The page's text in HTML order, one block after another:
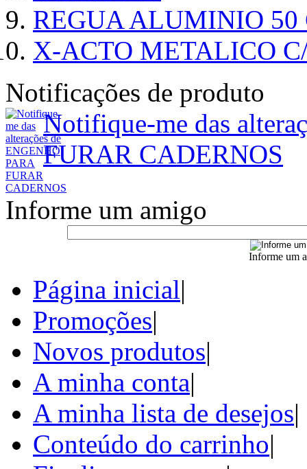
REGUA ALUMINIO 50
X-ACTO METALICO
Notificações de produto
Notifique-me das
FURAR CADERNOS
Informe um amigo
Informe um
Página inicial|
Promoções|
Novos produtos|
A minha conta|
A minha lista de desejos|
Conteúdo do carrinho|